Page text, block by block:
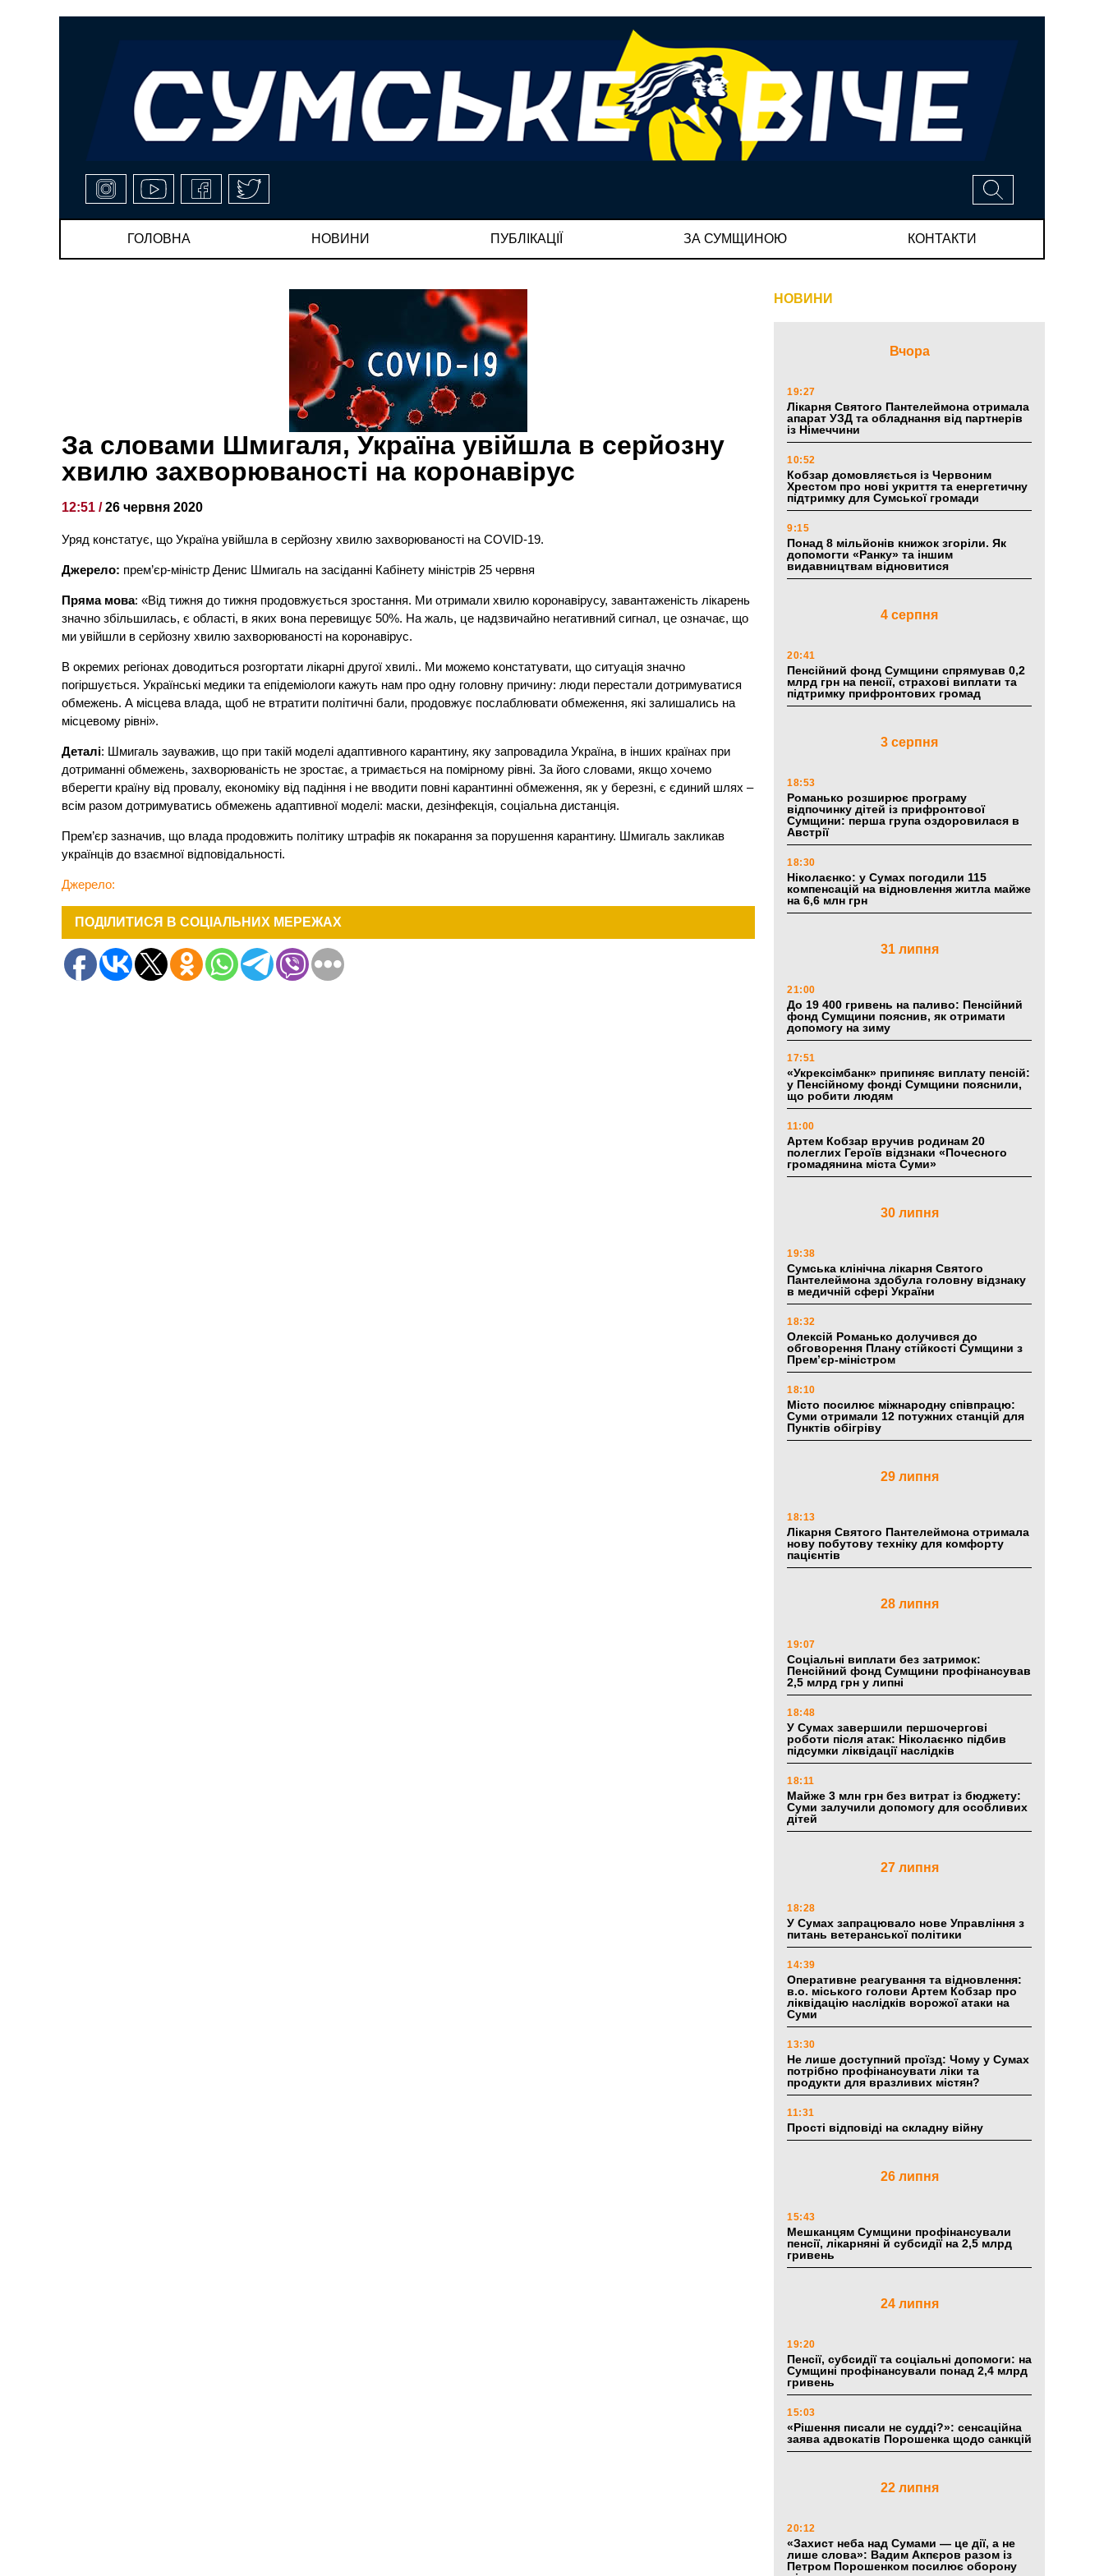
ГОЛОВНА НОВИНИ ПУБЛІКАЦІЇ ЗА СУМЩИНОЮ КОНТАКТИ
За словами Шмигаля, Україна увійшла в серйозну
хвилю захворюваності на коронавірус
12:51 /26 червня 2020
Уряд констатує, що Україна увійшла в серйозну хвилю захворюваності на COVID-19.
Джерело: прем’єр-міністр Денис Шмигаль на засіданні Кабінету міністрів 25 червня
Пряма мова: «Від тижня до тижня продовжується зростання. Ми отримали хвилю коронавірусу, завантаженість лікарень
значно збільшилась, є області, в яких вона перевищує 50%. На жаль, це надзвичайно негативний сигнал, це означає, що
ми увійшли в серйозну хвилю захворюваності на коронавірус.
В окремих регіонах доводиться розгортати лікарні другої хвилі.. Ми можемо констатувати, що ситуація значно
погіршується. Українські медики та епідеміологи кажуть нам про одну головну причину: люди перестали дотримуватися
обмежень. А місцева влада, щоб не втратити політичні бали, продовжує послаблювати обмеження, які залишались на
місцевому рівні».
Деталі: Шмигаль зауважив, що при такій моделі адаптивного карантину, яку запровадила Україна, в інших країнах при
дотриманні обмежень, захворюваність не зростає, а тримається на помірному рівні. За його словами, якщо хочемо
вберегти країну від провалу, економіку від падіння і не вводити повні карантинні обмеження, як у березні, є єдиний шлях –
всім разом дотримуватись обмежень адаптивної моделі: маски, дезінфекція, соціальна дистанція.
Прем’єр зазначив, що влада продовжить політику штрафів як покарання за порушення карантину. Шмигаль закликав
українців до взаємної відповідальності.
Джерело:
ПОДІЛИТИСЯ В СОЦІАЛЬНИХ МЕРЕЖАХ
НОВИНИ
Вчора
19:27
Лікарня Святого Пантелеймона отримала
апарат УЗД та обладнання від партнерів
із Німеччини
10:52
Кобзар домовляється із Червоним
Хрестом про нові укриття та енергетичну
підтримку для Сумської громади
9:15
Понад 8 мільйонів книжок згоріли. Як
допомогти «Ранку» та іншим
видавництвам відновитися
4 серпня
20:41
Пенсійний фонд Сумщини спрямував 0,2
млрд грн на пенсії, страхові виплати та
підтримку прифронтових громад
3 серпня
18:53
Романько розширює програму
відпочинку дітей із прифронтової
Сумщини: перша група оздоровилася в
Австрії
18:30
Ніколаєнко: у Сумах погодили 115
компенсацій на відновлення житла майже
на 6,6 млн грн
31 липня
21:00
До 19 400 гривень на паливо: Пенсійний
фонд Сумщини пояснив, як отримати
допомогу на зиму
17:51
«Укрексімбанк» припиняє виплату пенсій:
у Пенсійному фонді Сумщини пояснили,
що робити людям
11:00
Артем Кобзар вручив родинам 20
полеглих Героїв відзнаки «Почесного
громадянина міста Суми»
30 липня
19:38
Сумська клінічна лікарня Святого
Пантелеймона здобула головну відзнаку
в медичній сфері України
18:32
Олексій Романько долучився до
обговорення Плану стійкості Сумщини з
Прем’єр-міністром
18:10
Місто посилює міжнародну співпрацю:
Суми отримали 12 потужних станцій для
Пунктів обігріву
29 липня
18:13
Лікарня Святого Пантелеймона отримала
нову побутову техніку для комфорту
пацієнтів
28 липня
19:07
Соціальні виплати без затримок:
Пенсійний фонд Сумщини профінансував
2,5 млрд грн у липні
18:48
У Сумах завершили першочергові
роботи після атак: Ніколаєнко підбив
підсумки ліквідації наслідків
18:11
Майже 3 млн грн без витрат із бюджету:
Суми залучили допомогу для особливих
дітей
27 липня
18:28
У Сумах запрацювало нове Управління з
питань ветеранської політики
14:39
Оперативне реагування та відновлення:
в.о. міського голови Артем Кобзар про
ліквідацію наслідків ворожої атаки на
Суми
13:30
Не лише доступний проїзд: Чому у Сумах
потрібно профінансувати ліки та
продукти для вразливих містян?
11:31
Прості відповіді на складну війну
26 липня
15:43
Мешканцям Сумщини профінансували
пенсії, лікарняні й субсидії на 2,5 млрд
гривень
24 липня
19:20
Пенсії, субсидії та соціальні допомоги: на
Сумщині профінансували понад 2,4 млрд
гривень
15:03
«Рішення писали не судді?»: сенсаційна
заява адвокатів Порошенка щодо санкцій
22 липня
20:12
«Захист неба над Сумами — це дії, а не
лише слова»: Вадим Акпєров разом із
Петром Порошенком посилює оборону